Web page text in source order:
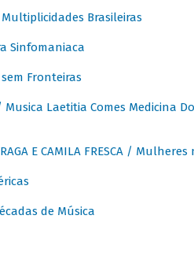
/ Multiplicidades Brasileiras
Sinfomaniaca
sem Fronteiras
/ Musica Laetitia Comes Medicina
E CAMILA FRESCA /
de Música